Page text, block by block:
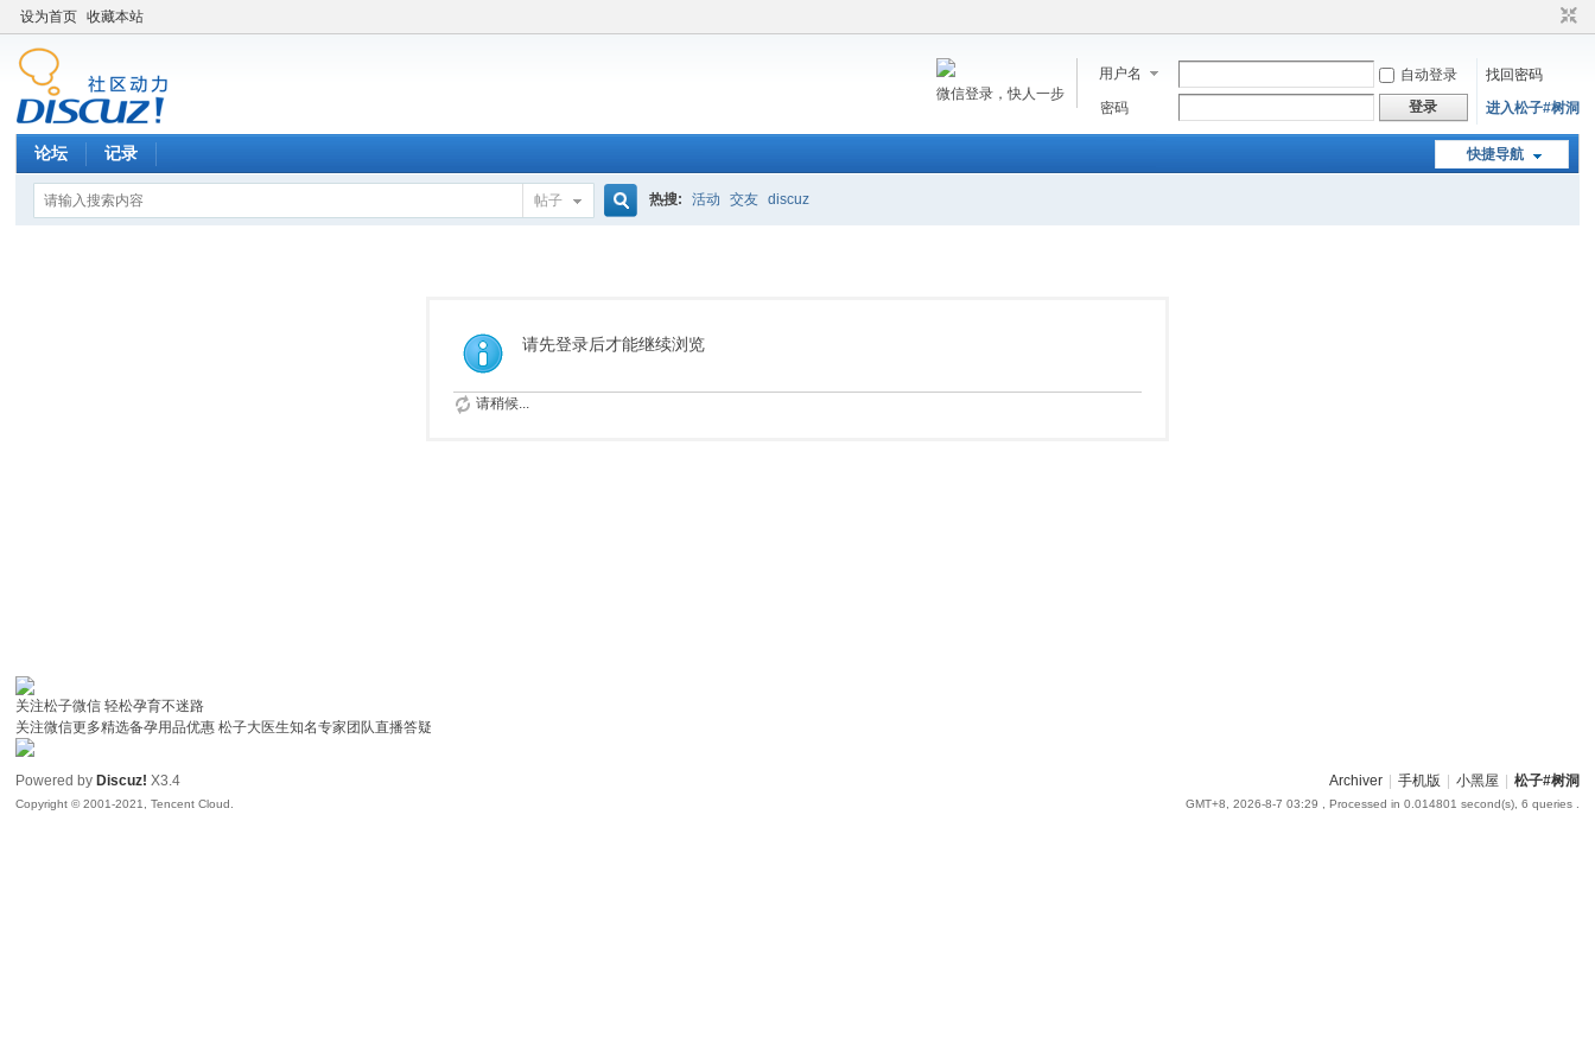
设为首页 收藏本站
用户名 自动登录
找回密码
密码
登录 进入松子#树洞
微信登录，快人一步
快捷导航
论坛 记录
帖子
索
热搜: 活动 交友 discuz
请先登录后才能继续浏览
请稍候...
关注松子微信 轻松孕育不迷路
关注微信更多精选备孕用品优惠 松子大医生知名专家团队直播答疑
Archiver 手机版 小黑屋 松子#树洞
GMT+8, 2026-8-7 03:29 , Processed in 0.014801 second(s), 6 queries .
Powered by Discuz! X3.4
Copyright © 2001-2021, Tencent Cloud.